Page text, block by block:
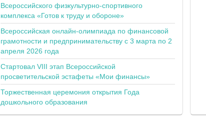
Всероссийского физкультурно-спортивного
комплекса «Готов к труду и обороне»
Всероссийская онлайн-олимпиада по финансовой
грамотности и предпринимательству с 3 марта по 2
апреля 2026 года
Стартовал VIII этап Всероссийской
просветительской эстафеты «Мои финансы»
Торжественная церемония открытия Года
дошкольного образования